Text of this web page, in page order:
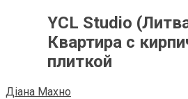
YCL Studio
Квартира с
плиткой
Діана Махно